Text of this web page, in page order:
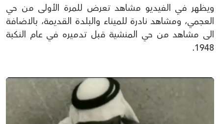
ويظهر في الفيديو مشاهد تعرض للمرة الأولى من حي
العجمي، ومشاهد نادرة للميناء والبلدة القديمة، بالاضافة
الى مشاهد من حي المنشية قبل تدميره في عام النكبة
1948.